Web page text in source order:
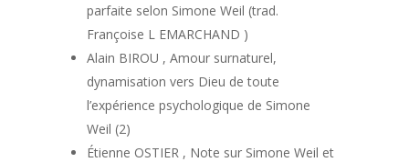
parfaite selon Simone Weil (trad.
Françoise L EMARCHAND )
Alain BIROU , Amour surnaturel,
dynamisation vers Dieu de toute
l’expérience psychologique de Simone
Weil (2)
Étienne OSTIER , Note sur Simone Weil et